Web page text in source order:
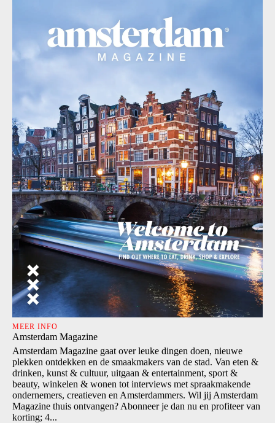
MEER INFO
Amsterdam Magazine
Amsterdam Magazine gaat over leuke dingen doen, nieuwe
plekken ontdekken en de smaakmakers van de stad. Van eten &
drinken, kunst & cultuur, uitgaan & entertainment, sport &
beauty, winkelen & wonen tot interviews met spraakmakende
ondernemers, creatieven en Amsterdammers. Wil jij Amsterdam
Magazine thuis ontvangen? Abonneer je dan nu en profiteer van
korting; 4...